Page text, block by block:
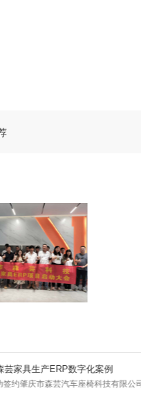
家具生产ERP案例】浙江卓木王
户介绍：中式精致生活的引领者 浙